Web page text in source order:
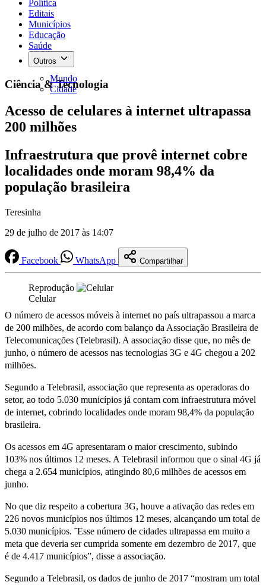
Política
Editais
Municípios
Educação
Saúde
Outros
Mundo
Cidade
Ciência & Tecnologia
Acesso de celulares à internet ultrapassa
200 milhões
Infraestrutura que provê internet cobre
localidades onde moram 98,4% da
população brasileira
Teresinha
29 de julho de 2017 às 14:07
Facebook WhatsApp Compartilhar
Reprodução
Celular
O número de acessos móveis à internet no país ultrapassou a marca
de 200 milhões, de acordo com balanço da Associação Brasileira de
Telecomunicações (Telebrasil). A associação disse que, no mês de
junho, o número de acessos nas tecnologias 3G e 4G chegou a 202
milhões.
Segundo a Telebrasil, associação que representa as operadoras do
setor, ao todo 5.030 municípios já contam com infraestrutura móvel
de internet, cobrindo localidades onde moram 98,4% da população
brasileira.
Os acessos em 4G apresentaram o maior crescimento, subindo
103% nos últimos 12 meses. A Telebrasil informou que o sinal 4G já
chega a 2.654 municípios, atingindo 80,6 milhões de acessos em
junho.
No que diz respeito a cobertura 3G, houve a ativação das redes em
226 novos municípios nos últimos 12 meses, alcançando um total de
5.030 municípios. ˜Esse número de cidades ultrapassa em muito a
meta que deveria ser cumprida somente em dezembro de 2017, que
é de 4.417 municípios”, disse a associação.
Segundo a Telebrasil, os dados de junho de 2017 “mostram um total